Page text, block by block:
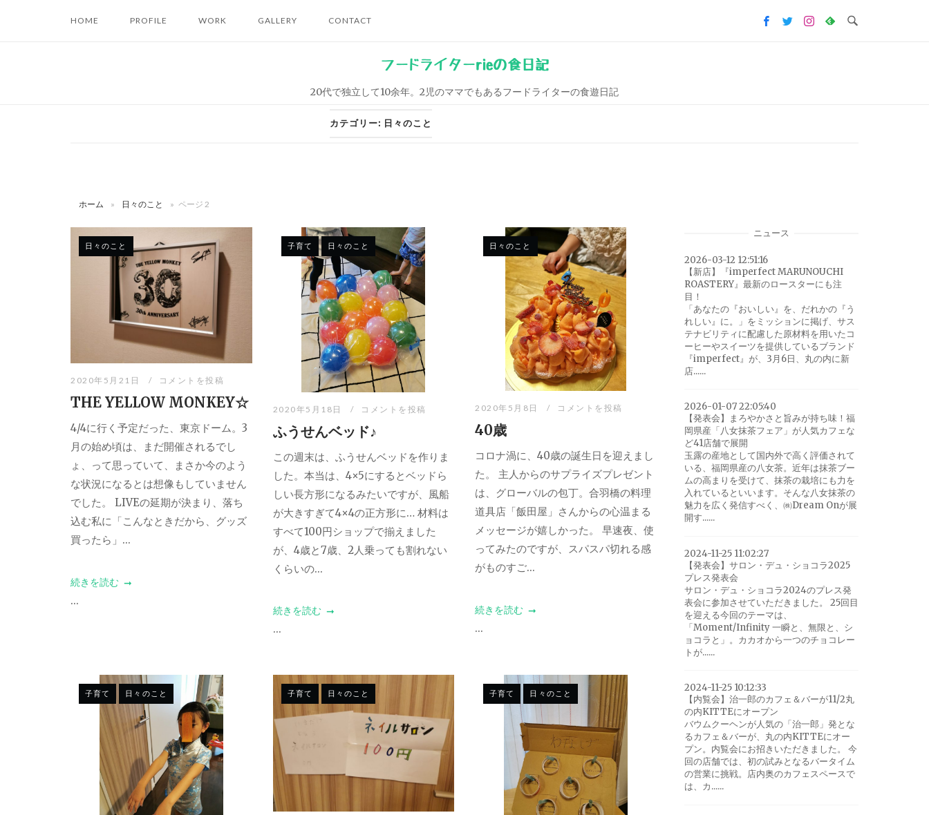
HOME PROFILE WORK GALLERY CONTACT
フードライターrieの食日記
20代で独立して10余年。2児のママでもあるフードライターの食遊日記
カテゴリー: 日々のこと
ホーム » 日々のこと » ページ 2
日々のこと
2020年5月21日 コメントを投稿
THE YELLOW MONKEY☆
4/4に行く予定だった、東京ドーム。3
月の始め頃は、まだ開催されるでし
ょ、って思っていて、まさか今のよう
な状況になるとは想像もしていません
でした。 LIVEの延期が決まり、落ち
込む私に「こんなときだから、グッズ
買ったら」...
続きを読む
...
子育て 日々のこと
2020年5月18日 コメントを投稿
ふうせんベッド♪
この週末は、ふうせんベッドを作りま
した。本当は、4×5にするとベッドら
しい長方形になるみたいですが、風船
が大きすぎて4×4の正方形に… 材料は
すべて100円ショップで揃えました
が、4歳と7歳、2人乗っても割れない
くらいの...
続きを読む
...
日々のこと
2020年5月8日 コメントを投稿
40歳
コロナ渦に、40歳の誕生日を迎えまし
た。 主人からのサプライズプレゼント
は、グローバルの包丁。合羽橋の料理
道具店「飯田屋」さんからの心温まる
メッセージが嬉しかった。 早速夜、使
ってみたのですが、スパスパ切れる感
がものすご...
続きを読む
...
子育て 日々のこと 子育て 日々のこと 子育て 日々のこと
ニュース
2026-03-12 12:51:16
【新店】『imperfect MARUNOUCHI
ROASTERY』最新のロースターにも注
目！
「あなたの『おいしい』を、だれかの『う
れしい』に。」をミッションに掲げ、サス
テナビリティに配慮した原材料を用いたコ
ーヒーやスイーツを提供しているブランド
『imperfect』が、3月6日、丸の内に新
店......
2026-01-07 22:05:40
【発表会】まろやかさと旨みが持ち味！福
岡県産「八女抹茶フェア」が人気カフェな
ど41店舗で展開
玉露の産地として国内外で高く評価されて
いる、福岡県産の八女茶。近年は抹茶ブー
ムの高まりを受けて、抹茶の栽培にも力を
入れているといいます。そんな八女抹茶の
魅力を広く発信すべく、㈱Dream Onが展
開す......
2024-11-25 11:02:27
【発表会】サロン・デュ・ショコラ2025
プレス発表会
サロン・デュ・ショコラ2024のプレス発
表会に参加させていただきました。 25回目
を迎える今回のテーマは、
「Moment/Infinity 一瞬と、無限と、シ
ョコラと」。カカオから一つのチョコレー
トが......
2024-11-25 10:12:33
【内覧会】治一郎のカフェ＆バーが11/2丸
の内KITTEにオープン
バウムクーヘンが人気の「治一郎」発とな
るカフェ＆バーが、丸の内KITTEにオー
プン。内覧会にお招きいただきました。 今
回の店舗では、初の試みとなるバータイム
の営業に挑戦。店内奥のカフェスペースで
は、カ......